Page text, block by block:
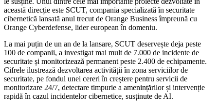
această direcție este SCUT, compania specializată în securitate
cibernetică lansată anul trecut de Orange Business împreună cu
Orange Cyberdefense, lider european în domeniu.
La mai puțin de un an de la lansare, SCUT deservește deja peste
100 de companii, a investigat mai mult de 7.000 de incidente de
securitate și monitorizează permanent peste 2.400 de echipamente.
Cifrele ilustrează dezvoltarea activității în zona serviciilor de
securitate, pe fondul unei cereri în creștere pentru servicii de
monitorizare 24/7, detectare timpurie a amenințărilor și intervenție
rapidă în cazul incidentelor cibernetice, susținute de AI.